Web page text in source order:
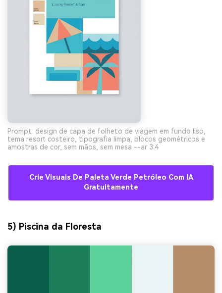
Prompt: design de capa de folheto de viagem em fundo liso,
tema resort costeiro, tipografia limpa, blocos geométricos e
amostras de cor, sem mãos, sem mesa --ar 3:4
Crie Visuais De Paleta Verde Petróleo Com IA
Gratuitamente
5) Piscina da Floresta